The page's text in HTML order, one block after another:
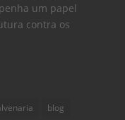
um papel
contra os
blog